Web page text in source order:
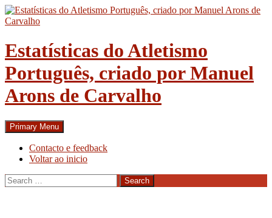
Skip
to
Estatísticas do Atletismo
Português, criado por Manuel
Arons de Carvalho
Search
Primary Menu
Contacto e feedback
Voltar ao inicio
Search
for: